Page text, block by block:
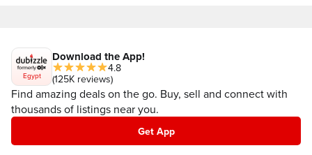
Egypt
Download the App!
4.8
(125K reviews)
Find amazing deals on the go. Buy, sell and connect with
thousands of listings near you.
Get App